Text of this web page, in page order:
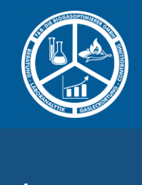
content